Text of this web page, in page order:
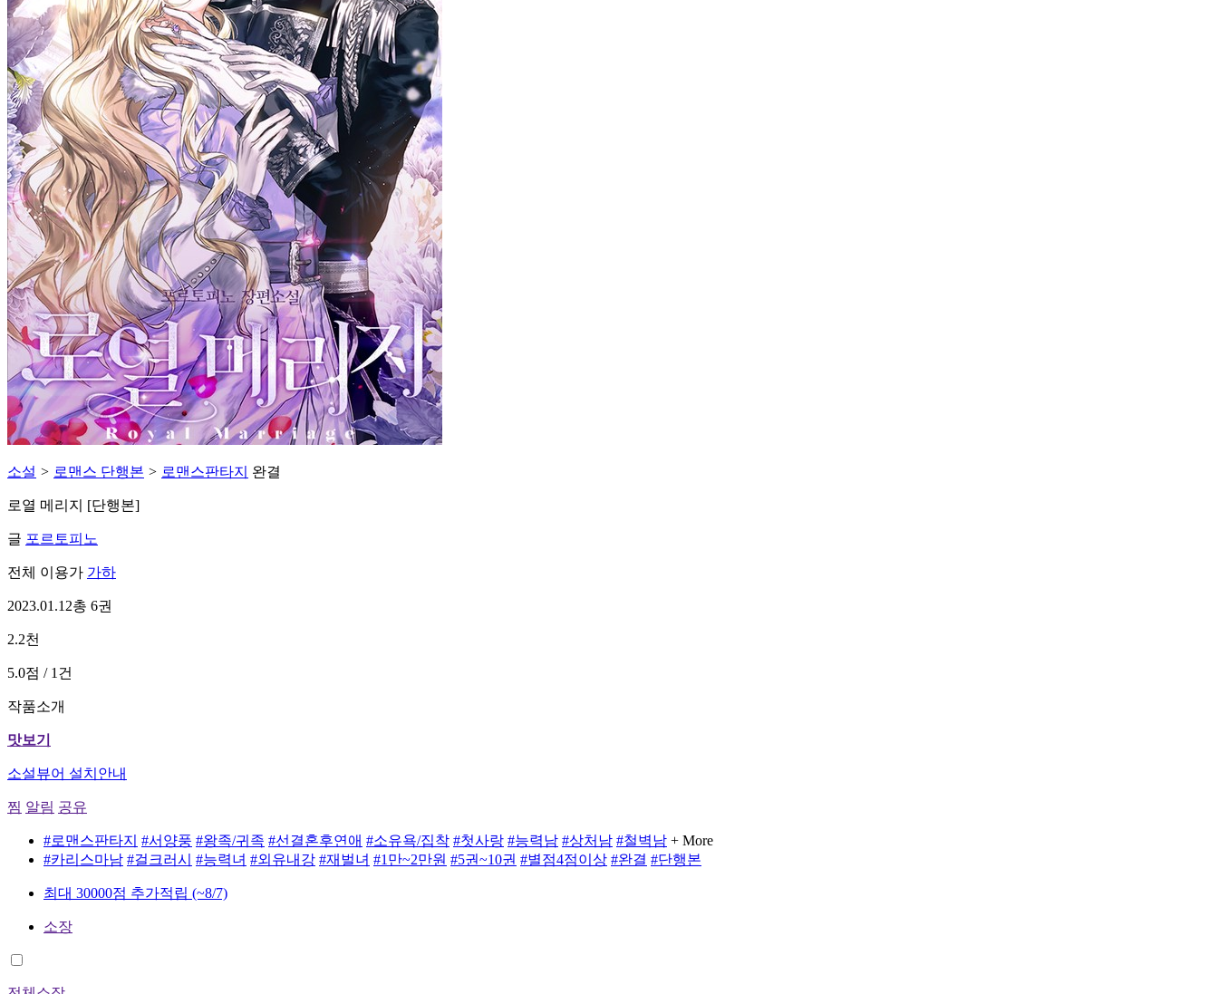
소설 > 로맨스 단행본 > 로맨스판타지 완결
로열 메리지 [단행본]
글 포르토피노
전체 이용가 가하
2023.01.12총 6권
2.2천
5.0점 / 1건
작품소개
맛보기
소설뷰어 설치안내
찜 알림 공유
#로맨스판타지 #서양풍 #왕족/귀족 #선결혼후연애 #소유욕/집착 #첫사랑 #능력남 #상처남 #철벽남 + More
#카리스마남 #걸크러시 #능력녀 #외유내강 #재벌녀 #1만~2만원 #5권~10권 #별점4점이상 #완결 #단행본
최대 30000점 추가적립 (~8/7)
소장